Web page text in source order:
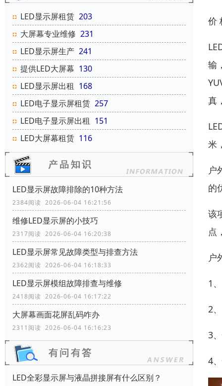
LED显示屏租赁 203
大屏幕专业维修 231
LED显示屏生产 241
提供LED大屏幕 130
LED显示屏出租 168
LED电子显示屏租赁 257
LED电子显示屏出租 151
LED大屏幕租赁 116
LED显示屏故障排除的10种方法
2384阅读 2026-06-04 16:21:56
维修LED显示屏的小技巧
2317阅读 2026-06-04 16:20:38
LED显示屏常见故障类型与排查方法
2362阅读 2026-06-04 16:18:33
LED显示屏模组故障排查与维修
2418阅读 2026-06-04 16:17:22
大屏幕画面花屏乱码咋办
2311阅读 2026-06-04 16:16:23
LED全彩显示屏与液晶拼接屏有什么区别？
价
输
真
米
户
的
该
点
户
1
2
3
4